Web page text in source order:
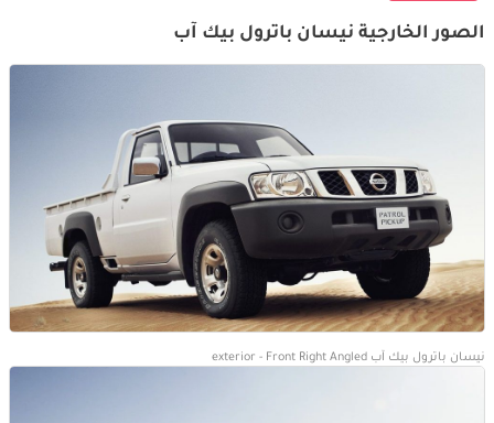
الصور الخارجية نيسان باترول بيك آب
نيسان باترول بيك آب exterior - Front Right Angled